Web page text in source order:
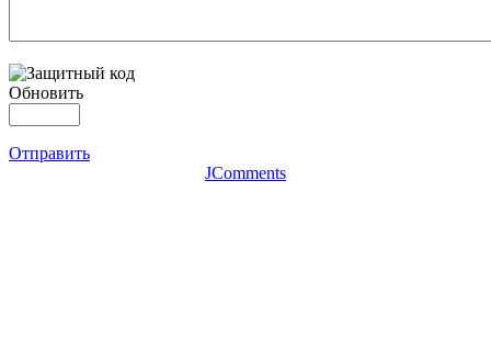
Обновить
Отправить
JComments